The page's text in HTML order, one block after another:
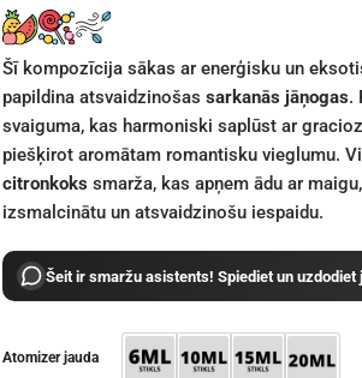
through
€29.88
Šī kompozīcija sākas ar enerģisku un
papildina atsvaidzinošas sarkanās jāņogas.
svaiguma, kas harmoniski saplūst ar
piešķirot aromātam romantisku vieglumu.
citronkoks smarža, kas apņem ādu ar
izsmalcinātu un atsvaidzinošu iespaidu.
Šeit ir smaržu asistents! Spiediet un uzdodiet
Atomizer jauda